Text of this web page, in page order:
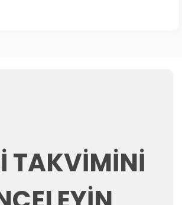
TAKVİMİNİ